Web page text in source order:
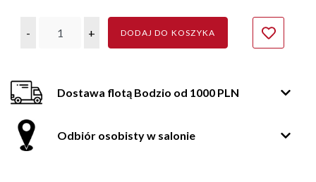
- + DODAJ DO KOSZYKA
Dostawa flotą Bodzio od 1000 PLN
Odbiór osobisty w salonie